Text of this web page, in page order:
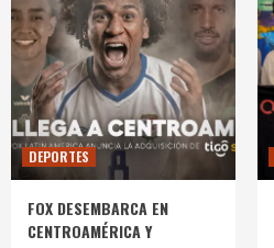
DEPORTES
FOX DESEMBARCA EN
CENTROAMÉRICA Y